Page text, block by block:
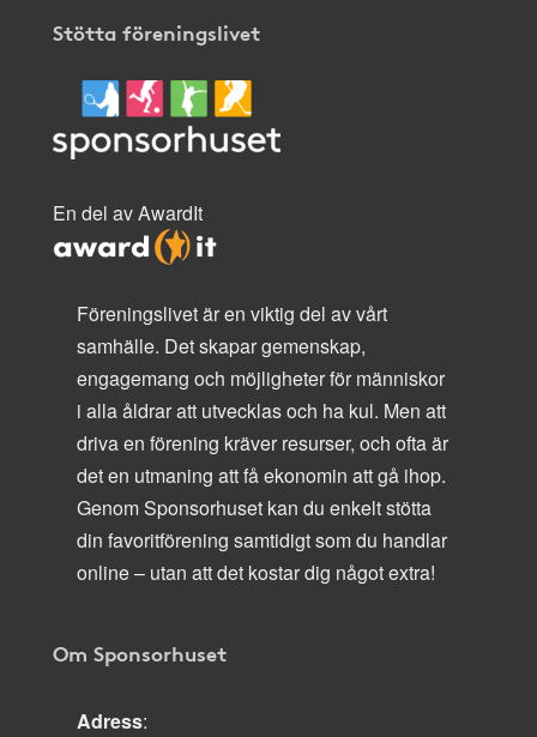
Stötta föreningslivet
En del av AwardIt
Föreningslivet är en viktig del av vårt
samhälle. Det skapar gemenskap,
engagemang och möjligheter för människor
i alla åldrar att utvecklas och ha kul. Men att
driva en förening kräver resurser, och ofta är
det en utmaning att få ekonomin att gå ihop.
Genom Sponsorhuset kan du enkelt stötta
din favoritförening samtidigt som du handlar
online – utan att det kostar dig något extra!
Om Sponsorhuset
Adress: